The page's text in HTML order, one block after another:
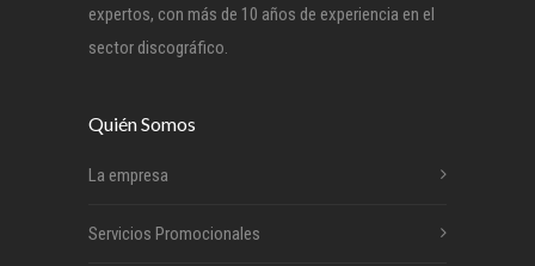
expertos, con más de 10 años de experiencia en el
sector discográfico.
Quién Somos
La empresa
Servicios Promocionales